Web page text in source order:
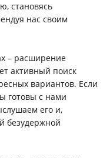
становясь
нас своим
– расширение
активный поиск
вариантов. Если
готовы с нами
его и,
безудержной